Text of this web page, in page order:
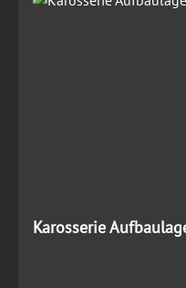
Karosserie